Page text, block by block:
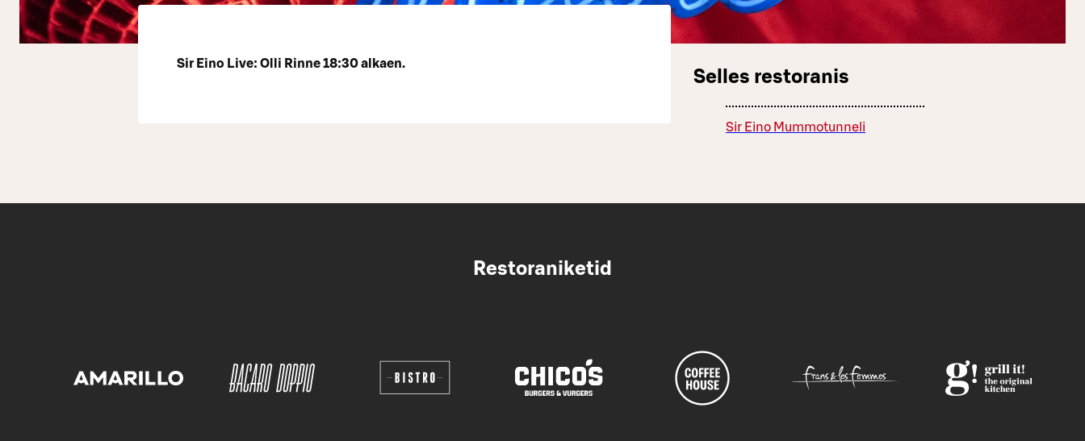
Sir Eino Live: Olli Rinne 18:30 alkaen.
Selles restoranis
Sir Eino Mummotunneli
Restoraniketid